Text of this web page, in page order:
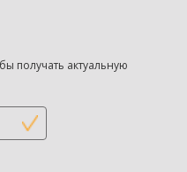
получать актуальную